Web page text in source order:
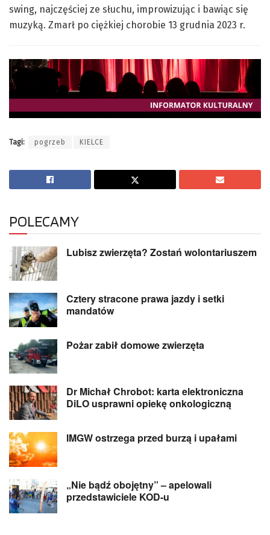
swing, najczęściej ze słuchu, improwizując i bawiąc się
muzyką. Zmarł po ciężkiej chorobie 13 grudnia 2023 r.
Tagi: pogrzeb KIELCE
POLECAMY
Lubisz zwierzęta? Zostań wolontariuszem
Cztery stracone prawa jazdy i setki
mandatów
Pożar zabił domowe zwierzęta
Dr Michał Chrobot: karta elektroniczna
DiLO usprawni opiekę onkologiczną
IMGW ostrzega przed burzą i upałami
„Nie bądź obojętny” – apelowali
przedstawiciele KOD-u